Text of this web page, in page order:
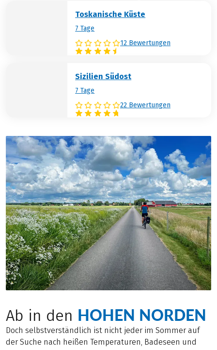
Toskanische Küste
7 Tage
12 Bewertungen
Sizilien Südost
7 Tage
22 Bewertungen
Ab in den HOHEN NORDEN
Doch selbstverständlich ist nicht jeder im Sommer auf
der Suche nach heißen Temperaturen, Badeseen und